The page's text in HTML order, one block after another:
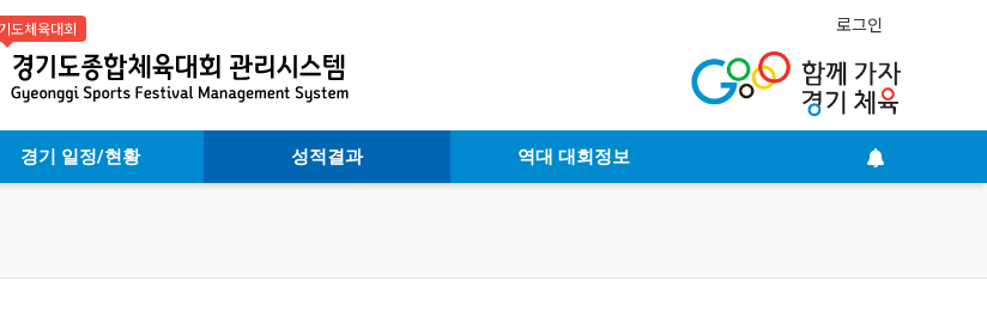
로그인
도체육대회
경기 일정/현황 성적결과 역대 대회정보